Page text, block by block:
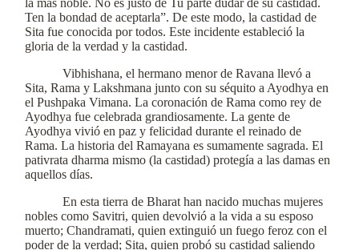
la más noble. No es justo de Tu parte dudar de su castidad.
Ten la bondad de aceptarla”. De este modo, la castidad de
Sita fue conocida por todos. Este incidente estableció la
gloria de la verdad y la castidad.
Vibhishana, el hermano menor de Ravana llevó a
Sita, Rama y Lakshmana junto con su séquito a Ayodhya en
el Pushpaka Vimana. La coronación de Rama como rey de
Ayodhya fue celebrada grandiosamente. La gente de
Ayodhya vivió en paz y felicidad durante el reinado de
Rama. La historia del Ramayana es sumamente sagrada. El
pativrata dharma mismo (la castidad) protegía a las damas en
aquellos días.
En esta tierra de Bharat han nacido muchas mujeres
nobles como Savitri, quien devolvió a la vida a su esposo
muerto; Chandramati, quien extinguió un fuego feroz con el
poder de la verdad; Sita, quien probó su castidad saliendo